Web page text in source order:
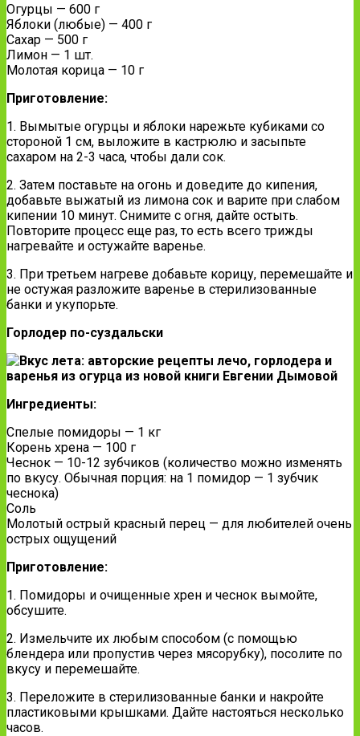
Огурцы — 600 г
Яблоки (любые) — 400 г
Сахар — 500 г
Лимон — 1 шт.
Молотая корица — 10 г
Приготовление:
1. Вымытые огурцы и яблоки нарежьте кубиками со
стороной 1 см, выложите в кастрюлю и засыпьте
сахаром на 2-3 часа, чтобы дали сок.
2. Затем поставьте на огонь и доведите до кипения,
добавьте выжатый из лимона сок и варите при слабом
кипении 10 минут. Снимите с огня, дайте остыть.
Повторите процесс еще раз, то есть всего трижды
нагревайте и остужайте варенье.
3. При третьем нагреве добавьте корицу, перемешайте и
не остужая разложите варенье в стерилизованные
банки и укупорьте.
Горлодер по-суздальски
Ингредиенты:
Спелые помидоры — 1 кг
Корень хрена — 100 г
Чеснок — 10-12 зубчиков (количество можно изменять
по вкусу. Обычная порция: на 1 помидор — 1 зубчик
чеснока)
Соль
Молотый острый красный перец — для любителей очень
острых ощущений
Приготовление:
1. Помидоры и очищенные хрен и чеснок вымойте,
обсушите.
2. Измельчите их любым способом (с помощью
блендера или пропустив через мясорубку), посолите по
вкусу и перемешайте.
3. Переложите в стерилизованные банки и накройте
пластиковыми крышками. Дайте настояться несколько
часов.